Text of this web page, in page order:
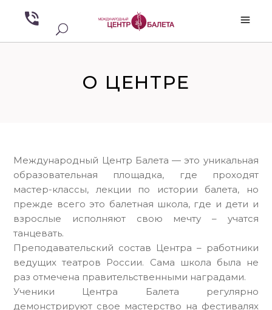
О ЦЕНТРЕ
Международный Центр Балета — это уникальная
образовательная площадка, где проходят
мастер-классы, лекции по истории балета, но
прежде всего это балетная школа, где и дети и
взрослые исполняют свою мечту – учатся
танцевать.
Преподавательский состав Центра – работники
ведущих театров России. Сама школа была не
раз отмечена правительственными наградами.
Ученики Центра Балета регулярно
демонстрируют свое мастерство на фестивалях